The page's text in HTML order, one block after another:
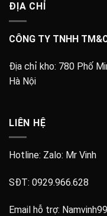
ĐỊA CHỈ
CÔNG TY TNHH
Địa chỉ kho: 780 Phố
Hà Nội
LIÊN HỆ
Hotline: Zalo: Mr Vinh
SĐT: 0929.966.628
Email hỗ trợ: